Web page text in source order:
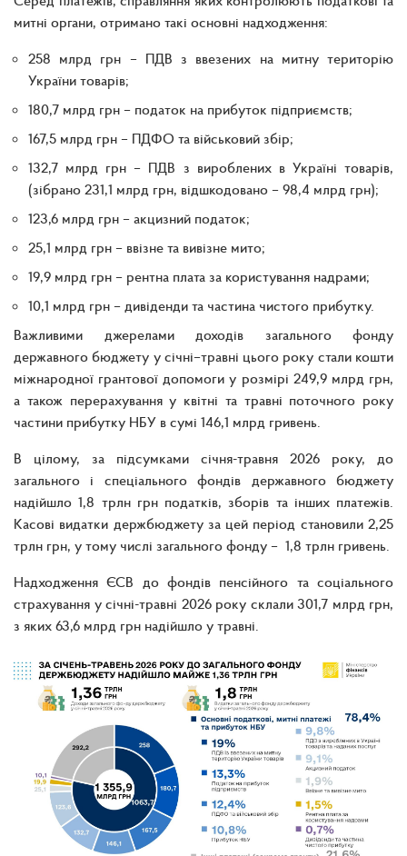
митні органи, отримано такі основні надходження:
258 млрд грн – ПДВ з ввезених на митну територію
України товарів;
180,7 млрд грн – податок на прибуток підприємств;
167,5 млрд грн – ПДФО та військовий збір;
132,7 млрд грн – ПДВ з вироблених в Україні товарів,
(зібрано 231,1 млрд грн, відшкодовано – 98,4 млрд грн);
123,6 млрд грн – акцизний податок;
25,1 млрд грн – ввізне та вивізне мито;
19,9 млрд грн – рентна плата за користування надрами;
10,1 млрд грн – дивіденди та частина чистого прибутку.
Важливими джерелами доходів загального фонду
державного бюджету у січні–травні цього року стали кошти
міжнародної грантової допомоги у розмірі 249,9 млрд грн,
а також перерахування у квітні та травні поточного року
частини прибутку НБУ в сумі 146,1 млрд гривень.
В цілому, за підсумками січня-травня 2026 року, до
загального і спеціального фондів державного бюджету
надійшло 1,8 трлн грн податків, зборів та інших платежів.
Касові видатки держбюджету за цей період становили 2,25
трлн грн, у тому числі загального фонду – 1,8 трлн гривень.
Надходження ЄСВ до фондів пенсійного та соціального
страхування у січні-травні 2026 року склали 301,7 млрд грн,
з яких 63,6 млрд грн надійшло у травні.